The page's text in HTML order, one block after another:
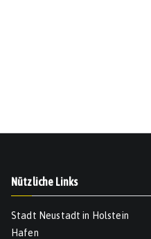
Nützliche Links
Stadt Neustadt in Holstein
Hafen